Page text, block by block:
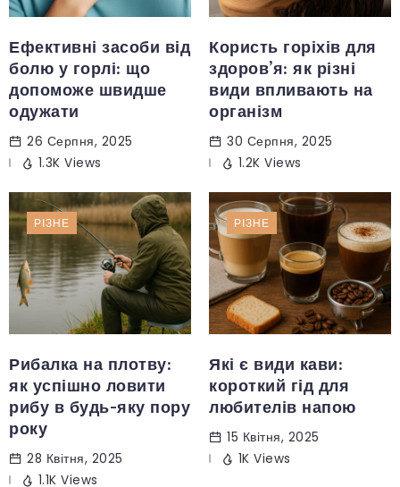
Ефективні засоби від
болю у горлі: що
допоможе швидше
одужати
26 Серпня, 2025
1.3K Views
Користь горіхів для
здоров’я: як різні
види впливають на
організм
30 Серпня, 2025
1.2K Views
РІЗНЕ
Рибалка на плотву:
як успішно ловити
рибу в будь-яку пору
року
28 Квітня, 2025
1.1K Views
РІЗНЕ
Які є види кави:
короткий гід для
любителів напою
15 Квітня, 2025
1K Views